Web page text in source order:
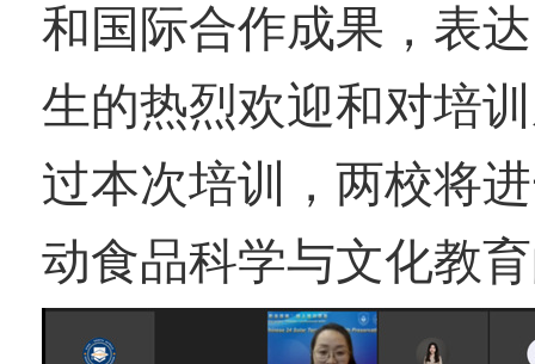
和国际合作成果，表
生的热烈欢迎和对培
过本次培训，两校将
动食品科学与文化教